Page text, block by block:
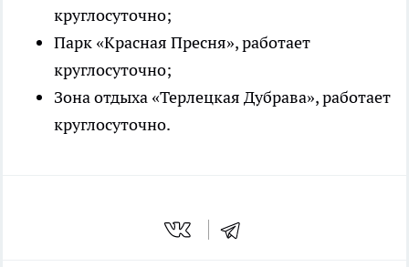
круглосуточно;
Парк «Красная Пресня», работает
круглосуточно;
Зона отдыха «Терлецкая Дубрава», работает
круглосуточно.